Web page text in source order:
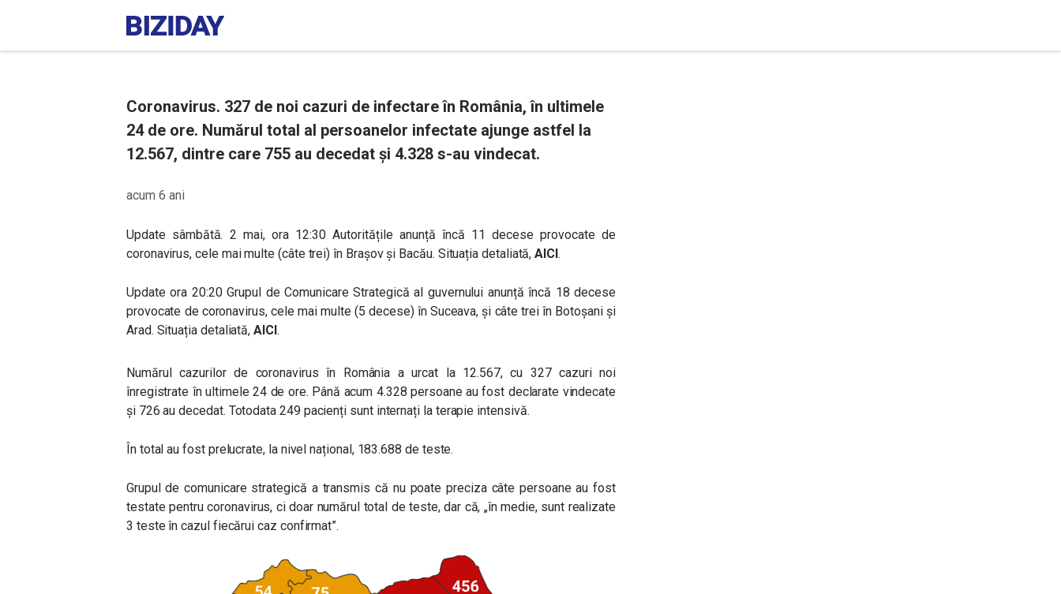
Coronavirus. 327 de noi cazuri de infectare în România, în ultimele
24 de ore. Numărul total al persoanelor infectate ajunge astfel la
12.567, dintre care 755 au decedat și 4.328 s-au vindecat.
acum 6 ani
Update sâmbătă. 2 mai, ora 12:30 Autoritățile anunță încă 11 decese provocate de
coronavirus, cele mai multe (câte trei) în Brașov și Bacău. Situația detaliată,AICI.
Update ora 20:20 Grupul de Comunicare Strategică al guvernului anunță încă 18 decese
provocate de coronavirus, cele mai multe (5 decese) în Suceava, și câte trei în Botoșani și
Arad. Situația detaliată,AICI.
Numărul cazurilor de coronavirus în România a urcat la 12.567, cu 327 cazuri noi
înregistrate în ultimele 24 de ore. Până acum 4.328 persoane au fost declarate vindecate
și 726 au decedat. Totodata 249 pacienți sunt internați la terapie intensivă.
În total au fost prelucrate, la nivel național, 183.688 de teste.
Grupul de comunicare strategică a transmis că nu poate preciza câte persoane au fost
testate pentru coronavirus, ci doar numărul total de teste, dar că, „în medie, sunt realizate
3 teste în cazul fiecărui caz confirmat”.